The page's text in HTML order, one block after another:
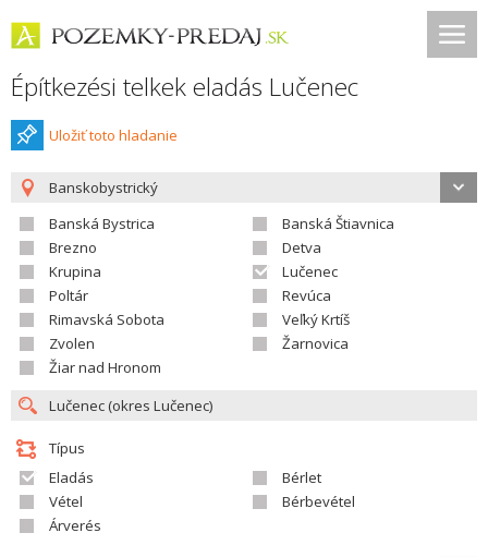
Építkezési telkek eladás Lučenec
Uložiť toto hladanie
Banskobystrický
Banská Bystrica
Banská Štiavnica
Brezno
Detva
Krupina
Lučenec
Poltár
Revúca
Rimavská Sobota
Veľký Krtíš
Zvolen
Žarnovica
Žiar nad Hronom
Típus
Eladás
Bérlet
Vétel
Bérbevétel
Árverés